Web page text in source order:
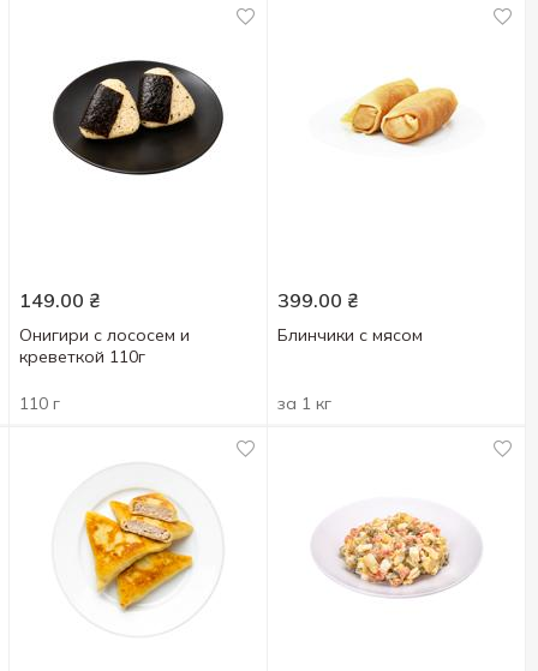
149.00 ₴
Онигири с лососем и
креветкой 110г
110 г
399.00 ₴
Блинчики с мясом
за 1 кг